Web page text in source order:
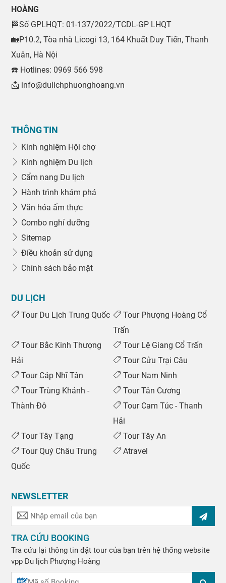
HOÀNG
🏁Số GPLHQT: 01-137/2022/TCDL-GP LHQT
🏡P10.2, Tòa nhà Licogi 13, 164 Khuất Duy Tiến, Thanh
Xuân, Hà Nội
☎️ Hotlines: 0969 566 598
📩 info@dulichphuonghoang.vn
THÔNG TIN
Kinh nghiệm Hội chợ
Kinh nghiệm Du lịch
Cẩm nang Du lịch
Hành trình khám phá
Văn hóa ẩm thực
Combo nghỉ dưỡng
Sitemap
Điều khoản sử dụng
Chính sách bảo mật
DU LỊCH
Tour Du Lịch Trung Quốc
Tour Phượng Hoàng Cổ
Trấn
Tour Bắc Kinh Thượng
Hải
Tour Lệ Giang Cổ Trấn
Tour Cửu Trại Câu
Tour Cáp Nhĩ Tân
Tour Nam Ninh
Tour Trùng Khánh -
Thành Đô
Tour Tân Cương
Tour Cam Túc - Thanh
Hải
Tour Tây Tạng
Tour Tây An
Tour Quý Châu Trung
Quốc
Atravel
NEWSLETTER
TRA CỨU BOOKING
Tra cứu lại thông tin đặt tour của bạn trên hệ thống website
vpp Du lịch Phượng Hoàng